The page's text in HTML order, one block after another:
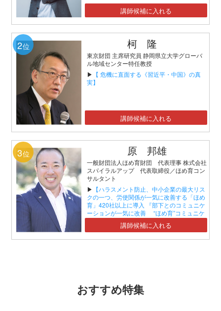
講師候補に入れる
2位 柯 隆
東京財団 主席研究員 静岡県立大学グローバ
ル地域センター特任教授
▶ 【 危機に直面する《習近平・中国》の真
実】
講師候補に入れる
3位 原 邦雄
一般財団法人ほめ育財団 代表理事 株式会社
スパイラルアップ 代表取締役／ほめ育コン
サルタント
▶ 【ハラスメント防止、中小企業の最大リス
クの一つ、労使関係が一気に改善する「ほめ
育」420社以上に導入 『部下とのコミュニケ
ーションが一気に改善 “ほめ育”コミュニケ
ーションセミナー』】講師候補に入れる
おすすめ特集